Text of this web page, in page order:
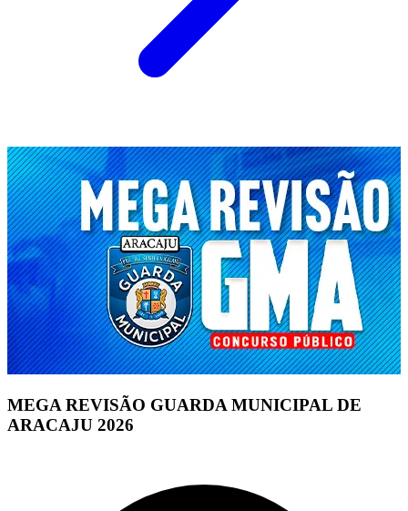
MEGA REVISÃO GUARDA MUNICIPAL DE
ARACAJU 2026